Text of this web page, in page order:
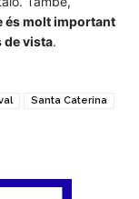
és molt important
de vista.
Santa Caterina